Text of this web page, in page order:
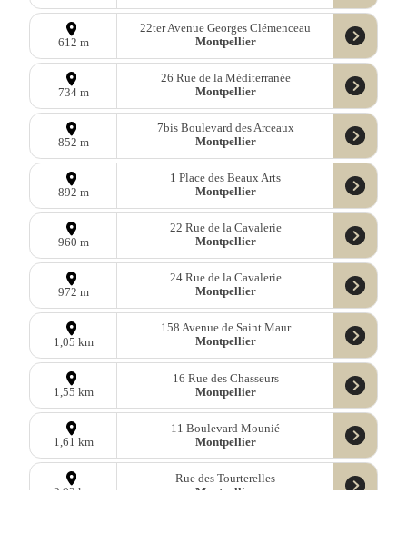
612 m
22ter Avenue Georges Clémenceau
Montpellier
734 m
26 Rue de la Méditerranée
Montpellier
852 m
7bis Boulevard des Arceaux
Montpellier
892 m
1 Place des Beaux Arts
Montpellier
960 m
22 Rue de la Cavalerie
Montpellier
972 m
24 Rue de la Cavalerie
Montpellier
1,05 km
158 Avenue de Saint Maur
Montpellier
1,55 km
16 Rue des Chasseurs
Montpellier
1,61 km
11 Boulevard Mounié
Montpellier
2,02 km
Rue des Tourterelles
Montpellier